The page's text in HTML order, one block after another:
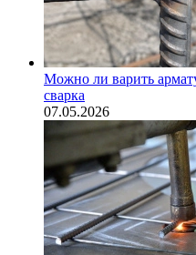
Можно ли варить
сварка
07.05.2026